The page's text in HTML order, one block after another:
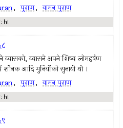
, पुराण, वामन पुराण
hi
व्यासको, व्यासने अपने शिष्य लोमहर्षण
आदि मुनियोंको सुनायी थी ।
, पुराण, वामन पुराण
hi